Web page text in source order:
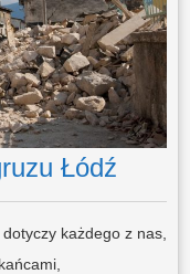
Łódź
każdego z nas,